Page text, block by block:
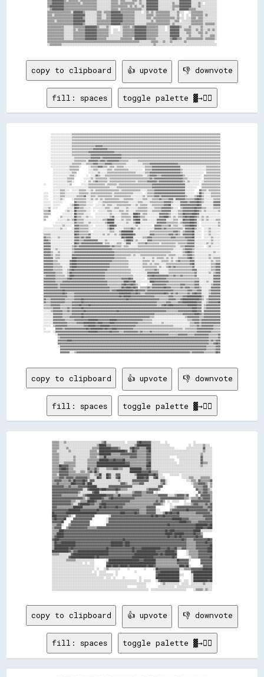
copy to clipboard 👍 upvote 👎 downvote
fill: spaces toggle palette ▓→✊🏽
copy to clipboard 👍 upvote 👎 downvote
fill: spaces toggle palette ▓→✊🏽
▒▒▒▒▒▒░░░░▒▒░░░░░░░░░░░░░░░░░░░░░░░░░░░░░░▒▒▓▓░░░░░░░░░░░░░░░░  ░░░░░░░░▓▓██▓▓▓▓▓▓▓▓░░░░░░░░    ░░                      ░░
▒▒▒▒▒▒░░░░░░░░░░░░░░░░░░░░░░░░░░░░░░░░▒▒██████▒▒▒▒░░░░░░░░░░░░░░░░░░░░▒▒████████████░░░░░░░░░░░░░░░░                ░░  ░░░░░░░░▒▒░░░░
▒▒▒▒▒▒░░░░░░▒▒░░░░░░░░░░░░░░░░░░░░▒▒▒▒▒▒██████████▓▓▓▓▓▓▒▒░░░░░░░░▓▓██▓▓▓▓▒▒▒▒▒▒████░░░░░░░░░░░░░░░░░░░░          ░░░░░░░░░░░░░░▓▓░░░░░░
▒▒▒▒░░░░░░░░░░▒▒░░░░░░░░░░░░░░░░▒▒▒▒▒▒░░██████████████████████▓▓░░▒▒██▓▓▒▒▒▒▒▒▒▒▓▓██░░░░░░░░░░░░░░░░░░░░░░░░░░░░░░░░░░░░░░░░░░░░▒▒░░░░░░
▒▒▒▒▒▒░░░░░░░░░░░░░░░░░░░░░░░░░░▒▒▒▒▒▒▒▒██████████▒▒▒▒▒▒▒▒▓▓▓▓▓▓▓▓▓▓▓▓▓▓▒▒▒▒▒▒▒▒▓▓▓▓░░░░░░░░░░░░░░░░░░░░░░░░░░░░░░░░░░░░░░░░░░▒▒░░░░░░░░
▒▒▒▒▒▒░░░░░░░░░░░░▒▒░░░░░░░░░░░░▒▒▒▒▒▒░░▒▒▒▒██▒▒▒▒▒▒▒▒▒▒▒▒▒▒▒▒▒▒▒▒▓▓▓▓▓▓▒▒▒▒▒▒▒▒▓▓▓▓░░░░░░░░░░░░░░░░      ░░░░░░░░░░░░░░░░░░░░▓▓░░░░░░░░
▒▒▒▒▒▒░░░░░░░░░░░░▒▒░░░░░░░░░░▒▒▒▒▒▒▒▒▒▒████████▓▓▓▓██▓▓▓▓▓▓██▒▒▒▒▒▒▒▒▒▒▒▒▒▒▒▒▒▒▓▓▓▓░░░░░░░░░░░░░░░░░░░░    ░░░░░░░░░░░░░░░░░░▓▓░░░░░░░░
▒▒▒▒▒▒░░░░▒▒▒▒▒▒▒▒▒▒░░░░░░░░░░▒▒▒▒▒▒▒▒████████████████████████▓▓▓▓▒▒▒▒▒▒▒▒▒▒▒▒▒▒▓▓██░░░░░░░░░░░░░░░░░░░░░░  ░░░░░░░░░░░░░░░░░░▓▓▒▒▒▒░░░░
▒▒▒▒▒▒██▓▓▓▓▓▓▒▒▒▒▒▒░░░░░░░░░░▒▒▒▒▒▒▒▒████████████████████████████▒▒▒▒▒▒▒▒▒▒▒▒▒▒████░░░░░░░░░░░░░░░░░░░░░░░░░░░░░░░░░░░░░░░░░░▒▒░░░░░░░░
▒▒▒▒▒▒▓▓████▓▓▒▒▒▒░░░░░░░░░░░░▓▓▒▒▒▒▓▓▒▒░░░░░░▒▒▒▒▒▒▓▓▓▓▒▒▒▒░░░░░░██████████▒▒▒▒▓▓▓▓░░░░░░░░░░░░░░░░░░░░░░░░░░░░░░░░░░░░░░░░░░░░░░░░░░░░
▒▒▒▒▒▒▓▓▓▓▓▓▓▓▒▒▒▒▒▒░░░░▒▒▒▒░░▒▒▓▓▒▒██▒▒░░░░░░░░░░░░░░░░░░░░░░░░░░██████████▓▓▓▓▓▓██▒▒▒▒▒▒░░░░░░░░░░░░░░░░░░░░░░░░░░░░░░░░░░░░░░░░░░░░░░
▒▒▒▒░░▓▓▓▓▓▓▓▓▒▒▒▒▒▒▒▒▒▒▒▒▒▒▒▒▒▒░░░░▒▒▒▒██░░░░██▓▓░░░░▓▓▓▓░░░░░░░░░░░░▒▒██████████▓▓▓▓██▓▓░░░░      ░░░░░░░░  ░░░░░░░░░░░░░░░░░░░░░░░░░░
▒▒▒▒▒▒▓▓▓▓▒▒▓▓▓▓▓▓▒▒▓▓▓▓▓▓▓▓▓▓▒▒░░░░░░██▓▓░░░░██▓▓░░░░▓▓██░░░░░░░░░░░░░░██████▓▓██░░░░▓▓██░░░░░░              ░░░░░░▒▒▒▒░░░░░░▒▒▒▒▒▒▒▒░░
▒▒▓▓▓▓▓▓▒▒▒▒▒▒▓▓▒▒██▓▓▓▓▓▓██▓▓░░▓▓▓▓░░░░░░░░░░░░░░░░░░░░▒▒░░░░░░░░░░▓▓▓▓▓▓▓▓▓▓▓▓▓▓░░░░░░░░░░▓▓▓▓░░                ░░░░▒▒▒▒░░▓▓▒▒▒▒▒▒▒▒▓▓
▒▒▒▒▓▓▒▒▒▒▒▒▒▒▒▒████▓▓▓▓▓▓██▒▒████░░░░░░░░░░░░░░░░░░░░░░░░▓▓▓▓▒▒░░░░▒▒▒▒▒▒▓▓▓▓░░░░░░░░░░░░░░▒▒▓▓░░                    ░░▒▒▒▒▓▓▓▓▓▓▒▒░░▒▒
▓▓▓▓▓▓▓▓▓▓▒▒▒▒▓▓▒▒▒▒▒▒▓▓▓▓▓▓▓▓████████░░░░░░░░░░▓▓▓▓▓▓▓▓▓▓▓▓▓▓▓▓▓▓▓▓░░░░░░░░░░░░░░░░░░░░░░▓▓▓▓                          ▒▒▒▒▒▒▒▒▓▓▓▓░░▒▒
▓▓▓▓▓▓▓▓▓▓▓▓▓▓▓▓▓▓▓▓▓▓▓▓▓▓░░░░▓▓████████▓▓████▓▓▓▓▓▓▓▓██▓▓▒▒▒▒▒▒░░░░░░░░░░░░░░░░▒▒▓▓▓▓▓▓▓▓▒▒                              ▓▓▒▒▒▒▓▓▓▓▒▒░░
▓▓▓▓▓▓▓▓▓▓▓▓▓▓▓▓▓▓▓▓▓▓▒▒░░░░░░░░░░▓▓████░░░░░░░░░░░░░░▒▒░░░░░░░░░░░░▒▒▓▓▓▓▓▓▒▒▒▒▓▓▓▓▓▓  ░░                                  ▓▓▒▒▓▓▓▓▒▒▒▒
▓▓▓▓▓▓▓▓▒▒▒▒▒▒▒▒▒▒▒▒▒▒░░░░▒▒▓▓████████████████▓▓▓▓▓▓▒▒▒▒██▒▒▒▒▒▒▒▒▒▒▓▓▓▓▓▓▓▓▒▒▒▒▒▒▒▒▒▒▒▒▒▒▓▓▓▓▓▓▓▓░░░░░░▒▒▓▓▓▓▓▓▒▒▓▓      ▒▒  ▓▓▓▓▓▓▓▓▒▒
▓▓▓▓▓▓▓▓▓▓▓▓▓▓▓▓▓▓▓▓▓▓▓▓▓▓▒▒░░▒▒██████████▓▓▒▒▒▒▓▓██▓▓▓▓▓▓▓▓▓▓▓▓▓▓▓▓▓▓▒▒▒▒▒▒▒▒▒▒▒▒▒▒▒▒▒▒▒▒▒▒▓▓▓▓▓▓▓▓▓▓▓▓▓▓▓▓▓▓▓▓▒▒▒▒░░▒▒▒▒▒▒▓▓▒▒▓▓▓▓▓▓▒▒
▓▓▓▓▓▓▓▓▓▓▓▓▓▓▓▓▒▒▒▒░░░░▒▒▒▒▒▒██████▓▓▒▒▒▒▓▓▓▓▓▓▓▓▓▓▓▓▓▓▓▓▓▓▓▓▓▓▓▓▒▒▒▒▒▒▒▒▒▒▒▒▒▒▒▒▒▒▒▒▒▒▓▓▒▒▓▓▒▒  ░░  ░░░░░░    ░░    ▓▓▓▓▓▓▓▓▓▓▓▓▓▓▓▓▒▒
▓▓▓▓▓▓▓▓▓▓▓▓▓▓▓▓▒▒░░░░▓▓████████▓▓▓▓▒▒▒▒▓▓████▓▓▓▓▓▓▓▓▓▓▓▓▓▓▓▓▒▒▒▒▒▒▒▒▒▒▒▒▒▒▒▒▒▒▒▒▒▒▒▒▓▓▓▓▓▓▒▒░░    ░░          ░░░░░░▒▒▓▓▓▓▒▒▒▒▒▒▓▓▒▒▓▓
▓▓▓▓▒▒▒▒▒▒▒▒▒▒▒▒▒▒████████▒▒▒▒▒▒▒▒▒▒▒▒▒▒██▓▓██▓▓▓▓▓▓▓▓██▓▓▓▓▒▒▒▒▒▒▒▒▒▒▒▒▒▒▒▒▒▒▒▒▓▓▓▓▓▓▓▓            ░░░░▒▒▓▓▓▓▓▓▓▓▓▓▓▓▓▓▓▓▓▓▓▓▓▓▒▒▒▒▓▓▓▓
▓▓▓▓▓▓▓▓▓▓▓▓▓▓██████████▓▓▓▓▓▓▓▓▓▓▓▓▓▓██▓▓▓▓▓▓▓▓▓▓▓▓▓▓▓▓▓▓▓▓▓▓▓▓▓▓▓▓▓▓▓▓▓▓▒▒▒▒▒▒▓▓▓▓▓▓▓▓░░░░        ▒▒▓▓▓▓▓▓▓▓▓▓▓▓██▓▓▓▓▓▓▓▓▓▓▓▓▓▓▓▓▒▒▓▓
██▓▓▓▓▓▓▓▓▓▓██████████████████████████▓▓▓▓▓▓▓▓▓▓▓▓▓▓▓▓▓▓▓▓████▓▓▓▓▓▓▓▓██▓▓▒▒▒▒▒▒▓▓▓▓▓▓▓▓░░░░░░▒▒██▓▓██▓▓▓▓██▒▒▒▒▒▒▒▒▒▒▒▒▒▒▓▓▓▓▓▓▓▓▓▓▓▓▒▒
████▓▓▓▓▓▓▓▓▓▓▒▒░░  ▓▓▓▓▓▓▓▓▓▓▓▓▓▓▓▓            ░░▓▓▓▓▓▓▓▓▓▓▓▓▓▓▓▓▓▓▓▓▓▓▓▓▓▓▓▓▓▓▓▓▓▓██▓▓██▓▓▓▓██▓▓▓▓▓▓▓▓▓▓▓▓▒▒▒▒▒▒▒▒▒▒▒▒▒▒▒▒▒▒▒▒▓▓▓▓▓▓▓▓
▓▓██▓▓▓▓▓▓██      ▓▓▓▓▓▓▓▓▓▓▓▓▓▓▓▓            ░░▓▓▓▓▓▓▓▓▓▓▓▓▓▓▓▓▓▓▓▓▓▓▓▓▓▓▓▓▓▓▓▓▓▓▓▓▓▓▓▓▓▓▓▓▓▓▓▓▓▓▓▓▓▓████████▓▓▓▓▓▓▒▒▒▒▒▒▒▒▒▒▒▒▒▒▓▓▓▓▓▓
▓▓▓▓▓▓▓▓██      ▓▓▓▓▓▓▓▓▓▓▓▓▓▓▓▓              ░░▓▓▓▓▓▓▓▓▓▓▓▓▓▓▓▓▓▓▓▓▓▓▓▓▓▓▓▓▓▓▓▓▓▓▓▓▓▓▓▓▓▓▓▓▓▓▓▓▓▓▓▓▓▓▓▓▓▓▓▓██████▓▓▓▓▒▒▒▒▒▒▓▓▓▓▓▓▓▓▓▓▓▓
▒▒▒▒▓▓▓▓░░    ▒▒▓▓▓▓▓▓▓▓▓▓▓▓▓▓▓▓              ▓▓▓▓▓▓▓▓▓▓▓▓▓▓▓▓▓▓▓▓▓▓▓▓▓▓▓▓▓▓▓▓▓▓▓▓▓▓▓▓▓▓▓▓▓▓▓▓▓▓▓▓██▓▓▓▓▓▓▓▓▓▓▓▓▓▓▓▓▓▓▓▓▓▓██████████▓▓██
▒▒▓▓▓▓▓▓    ▒▒▓▓▓▓▓▓▓▓▓▓▓▓▓▓▓▓▒▒▒▒▒▒▒▒▓▓▓▓▓▓▓▓▓▓▓▓▓▓▓▓▓▓▓▓▓▓▓▓▓▓▓▓▓▓▓▓▓▓▓▓▓▓▓▓▓▓▓▓▓▓▓▓▓▓▓▓▓▓▓▓▓▓▓▓▓▓▓▓▓▓▓▓▓▓▓▓▓▓▓▓▓▓▓▓▓▓▓▓██████▓▓▓▓████
▒▒▒▒▒▒████▓▓▓▓▓▓▓▓▓▓▓▓▓▓▓▓▓▓▓▓▓▓▓▓▓▓▓▓▓▓▓▓▓▓▓▓▓▓▓▓▓▓▓▓▓▓▓▓▓▓▓▓▓▓▓▓▓▓▓▓▓▓▓▓▓▓▓▓▓▓▓▓▓▓▓▓▓▓▓▓▓▓▓▓▓▓██▓▓████▓▓▓▓▓▓▓▓▓▓▓▓▓▓▓▓██████░░░░░░░░░░
▒▒▒▒██████▓▓▓▓▓▓▓▓▓▓▓▓▓▓▓▓▓▓▓▓▓▓▓▓▓▓▓▓▓▓▓▓▓▓▓▓▓▓▓▓▓▓▓▓▓▓▓▓▓▓▓▓▓▓▓▓▓▓▓▓▓▓▓▓▓▓▓▓▓▓▓▓▓▓▓▓▓▓▓▓▓▓▓▓▓▓██████▓▓████████▓▓▓▓▓▓▓▓██▓▓▓▓▒▒
▒▒▓▓██████▓▓▓▓▓▓▓▓▓▓▓▓▓▓▓▓▓▓▓▓▓▓▓▓▓▓▓▓▓▓▓▓▓▓▓▓▓▓▓▓▓▓▓▓▓▓▓▓▓▓▓▓▓▓▓▓▓▓▓▓▓▓▓▓▓▓▓▓▓▓▓▓▓▓▓▓▓▓▓▓▓▓▓▓▓▓▓▓██▓▓▓▓██▓▓██▓▓▓▓▓▓▓▓▓▓▓▓██▓▓▓▓
▓▓████▓▓▓▓▓▓▓▓▓▓▓▓▓▓▓▓▓▓▓▓▓▓▓▓▓▓▓▓▓▓▓▓▓▓▓▓▓▓▓▓▓▓▓▓▓▓▓▓▓▓▓▓▓▓██▓▓▓▓▓▓▓▓▓▓▓▓▓▓▓▓▓▓▓▓▓▓▓▓▓▓▓▓▓▓▓▓▓▓▓▓▓▓▓▓▓▓▓▓▓▓▓▓██▓▓▒▒▒▒▒▒▓▓▓▓▓▓▓▓▓▓▓▓██▓▓
▒▒██▓▓▓▓████████████▓▓▓▓▓▓▓▓▓▓▓▓▓▓▓▓▓▓▓▓▓▓▓▓▓▓▓▓▓▓██████████▓▓████▓▓▓▓▓▓▓▓▓▓▓▓▓▓▓▓▓▓▓▓▓▓▓▓▓▓▓▓▓▓▓▓▓▓▓▓▓▓▓▓▓▓▓▓▓▓▓▓▒▒▒▒▒▒▒▒▓▓▓▓▓▓▓▓██▓▓▓▓
▒▒██████████████████▓▓▓▓▓▓▓▓▓▓▓▓▓▓▓▓▓▓▓▓▓▓▓▓▓▓▓▓▓▓██████████▓▓████▓▓▓▓▓▓▓▓▓▓▓▓▓▓▓▓▓▓▓▓▓▓▓▓▓▓▓▓▓▓▓▓▓▓▓▓▓▓▓▓▓▓▓▓▓▓▓▓▒▒▒▒▒▒▒▒▓▓▓▓▓▓▓▓▓▓▓▓██
▒▒████████████▓▓██▓▓▓▓▓▓▓▓▓▓▓▓▓▓▓▓▓▓▓▓▓▓▓▓▓▓▓▓██▓▓▓▓▓▓▓▓▓▓▓▓▓▓▓▓▓▓▓▓██▓▓▓▓▓▓████████████████▓▓▓▓▓▓██▓▓▓▓██▒▒▒▒▓▓▓▓▒▒▒▒▒▒▒▒▓▓▓▓▓▓▓▓▓▓████
██████████████▓▓▒▒▓▓▓▓██████████████████████████▓▓▓▓▓▓▓▓▓▓▓▓▓▓▓▓▓▓▓▓██▓▓████████████████▓▓▓▓▓▓▓▓████████▓▓        ░░▒▒▒▒▒▒▒▒▓▓▓▓▓▓▓▓████
▒▒▒▒▒▒░░░░░░░░░░▓▓██████████████████████████████▓▓▓▓▓▓▓▓▓▓▓▓▓▓▓▓▓▓▓▓▓▓████████████████████▓▓██▓▓██████████        ░░▒▒▒▒▒▒▒▒▓▓▓▓▓▓▓▓▓▓▓▓
░░░░░░░░░░░░░░▓▓████████████████████▓▓██▓▓▓▓▓▓▓▓▓▓▓▓▓▓▓▓▓▓▓▓▓▓▓▓▓▓▓▓██████████████████▓▓▓▓▓▓▓▓▓▓▓▓▓▓▓▓██▓▓          ░░▒▒▒▒▒▒▓▓▓▓▓▓▓▓▓▓██
░░░░░░░░░░░░▒▒▒▒▒▒▒▒░░░░░░░░░░░░░░░░          ░░██████████████████████████▓▓▓▓██████████▒▒▒▒▒▒▒▒▒▒▒▒▒▒▒▒▒▒██▓▓▓▓▓▓▓▓░░        ▓▓▓▓▓▓▓▓▓▓
░░░░░░░░░░░░░░░░░░░░░░░░░░  ░░  ░░░░          ▓▓████████████████████████████████████████▒▒▒▒▒▒▒▒▒▒▒▒▒▒▒▒▒▒▓▓▓▓▓▓▓▓▓▓          ▓▓▓▓▓▓▓▓▓▓
░░░░░░░░░░░░░░░░░░░░░░░░░░░░░░░░░░░░          ████▓▓████▓▓██████▓▓██████████████▓▓████▓▓▒▒▒▒▒▒▒▒▒▒▒▒▒▒▒▒▒▒▒▒████▓▓██░░        ░░▓▓▓▓▓▓▓▓
░░░░░░░░░░░░░░░░░░░░░░░░░░░░░░░░░░░░  ░░    ░░▒▒░░░░░░░░░░      ░░            ░░      ░░██▓▓▓▓▓▓▓▓▓▓▓▓▓▓▓▓▓▓░░░░▒▒▒▒▒▒▓▓▓▓▓▓▓▓▓▓████████
░░░░░░░░░░░░░░░░░░░░░░░░░░░░░░░░░░  ░░  ░░░░░░        ░░              ░░                ▓▓▓▓████████████████          ▓▓████████████████
░░░░░░░░░░░░░░░░░░░░░░░░░░░░░░░░░░░░░░  ░░░░░░░░░░░░  ░░                                ▓▓██████████████████░░░░      ░░████████████████
░░░░░░░░░░░░░░░░░░░░░░░░░░░░░░░░░░░░░░░░░░░░  ░░░░  ░░      ░░            ░░            ████████████████████          ░░████████████████
░░░░░░░░░░░░░░░░░░░░░░░░░░░░░░░░░░░░░░░░░░░░░░░░░░░░░░░░░░░░░░░░░░░░░░░░  ░░  ░░░░░░    ░░▓▓████████████████░░  ░░░░  ░░████████████▓▓██
░░░░░░░░░░░░░░░░░░░░░░░░░░░░░░░░░░░░░░░░░░░░░░░░░░░░░░░░░░░░░░░░░░░░░░░░░░░░░░░░            ░░▒▒░░░░░░░░░░░░  ░░░░░░  ░░░░░░░░░░▒▒░░░░░░
copy to clipboard 👍 upvote 👎 downvote
fill: spaces toggle palette ▓→✊🏽